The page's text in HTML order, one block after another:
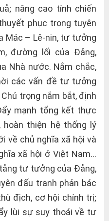
nâng cao tính chiến
phục trong tuyên
Mác – Lê-nin, tư tưởng
đường lối của Đảng,
Nhà nước. Nắm chắc,
các vấn đề tư tưởng
trọng nắm bắt, định
mạnh tổng kết thực
hoàn thiện hệ thống lý
về chủ nghĩa xã hội và
xã hội ở Việt Nam…
tư tưởng của Đảng,
đấu tranh phản bác
địch, cơ hội chính trị;
lùi sự suy thoái về tư